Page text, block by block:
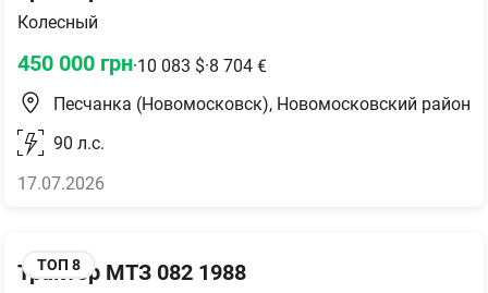
Колесный
450 000 грн·10 083 $·8 704 €
Песчанка (Новомосковск), Новомосковский район
90 л.с.
17.07.2026
ТОП 8
Трактор МТЗ 082 1988